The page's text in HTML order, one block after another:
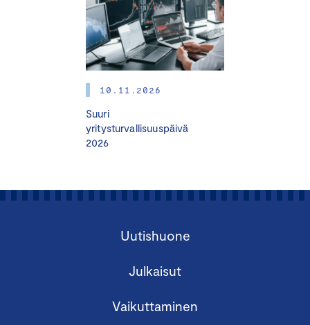
10.11.2026
Suuri
yritysturvallisuuspäivä
2026
Uutishuone
Julkaisut
Vaikuttaminen